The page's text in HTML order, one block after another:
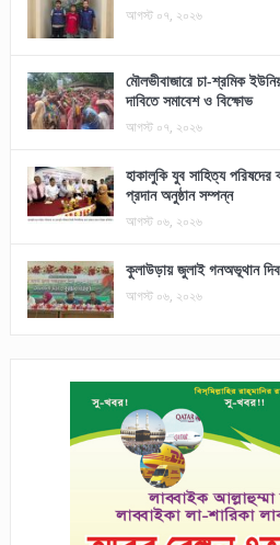
আগস্ট ০৭, ২০২৬
মৌলভীবাজারে চা-শ্রমিক
দাবিতে সমাবেশ ও বিক্ষোভ
আগস্ট ০৭, ২০২৬
হাকালুকি যুব সাহিত্য
প্রদান অনুষ্ঠান সম্পন্ন
আগস্ট ০৬, ২০২৬
কুলাউড়ায় জুলাই গনঅভূথান
আগস্ট ০৬, ২০২৬